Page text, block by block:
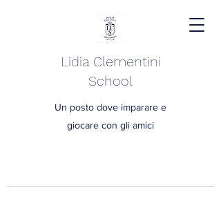
Lidia Clementini
School
Un posto dove imparare e
giocare con gli amici